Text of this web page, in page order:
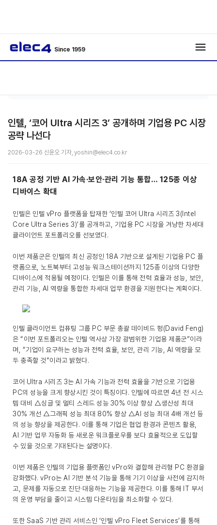
Since 1959
인텔, ‘코어 Ultra 시리즈 3’ 공개하며 기업용 PC 시장
공략 나선다
2026-03-26 신윤오 기자, yoshin@elec4.co.kr
18A 공정 기반 AI 가속·보안·관리 기능 통합… 125종 이상
디바이스 확대
인텔은 인텔 vPro 플랫폼을 탑재한 ‘인텔 코어 Ultra 시리즈 3(Intel
Core Ultra Series 3)’를 공개하고, 기업용 PC 시장을 겨냥한 차세대
클라이언트 포트폴리오를 선보였다.
이번 제품군은 인텔의 최신 공정인 18A 기반으로 설계된 기업용 PC 플
랫폼으로, 노트북부터 고성능 워크스테이션까지 125종 이상의 다양한
디바이스에 적용될 예정이다. 인텔은 이를 통해 전력 효율과 성능, 보안,
관리 기능, AI 역량을 통합한 차세대 업무 환경을 지원한다는 계획이다.
인텔 클라이언트 컴퓨팅 그룹 PC 부문 총괄 데이비드 펑(David Feng)
은 “이번 포트폴리오는 인텔 역사상 가장 광범위한 기업용 제품군”이라
며, “기업이 요구하는 성능과 전력 효율, 보안, 관리 기능, AI 역량을 모
두 충족할 것”이라고 밝혔다.
코어 Ultra 시리즈 3는 AI 가속 기능과 전력 효율을 기반으로 기업용
PC의 성능을 크게 향상시킨 것이 특징이다. 인텔에 따르면 4년 전 시스
템 대비 △싱글 및 멀티 스레드 성능 30% 이상 향상 △생산성 최대
30% 개선 △그래픽 성능 최대 80% 향상 △AI 성능 최대 4배 개선 등
의 성능 향상을 제공한다. 이를 통해 기업은 협업 환경과 콘텐츠 활용,
AI 기반 업무 자동화 등 새로운 워크플로우를 보다 효율적으로 도입할
수 있을 것으로 기대된다는 설명이다.
이번 제품은 인텔의 기업용 플랫폼인 vPro와 결합해 관리형 PC 환경을
강화했다. vPro는 AI 기반 분석 기능을 통해 기기 이상을 사전에 감지하
고, 문제를 자동으로 진단·대응하는 기능을 제공한다. 이를 통해 IT 부서
의 운영 부담을 줄이고 시스템 다운타임을 최소화할 수 있다.
또한 SaaS 기반 관리 서비스인 ‘인텔 vPro Fleet Services’를 통해